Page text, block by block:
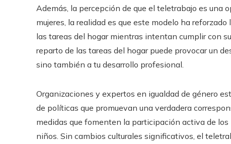
Además, la percepción de que el teletrabajo es una
mujeres, la realidad es que este modelo ha
las tareas del hogar mientras intentan cumplir con
reparto de las tareas del hogar puede provocar un
sino también a tu desarrollo profesional.
Organizaciones y expertos en igualdad de género
de políticas que promuevan una verdadera
medidas que fomenten la participación activa de
niños. Sin cambios culturales significativos, el